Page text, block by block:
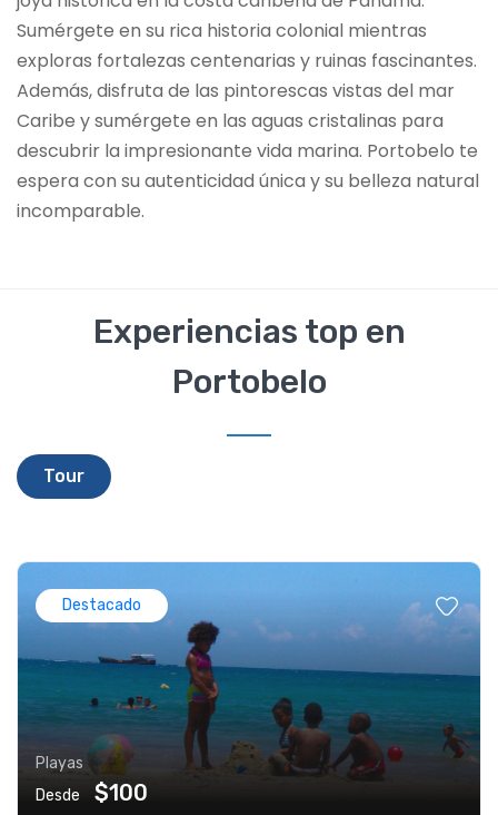
Sumérgete en su rica historia colonial mientras
exploras fortalezas centenarias y ruinas fascinantes.
Además, disfruta de las pintorescas vistas del mar
Caribe y sumérgete en las aguas cristalinas para
descubrir la impresionante vida marina. Portobelo te
espera con su autenticidad única y su belleza natural
incomparable.
Experiencias top en
Portobelo
Tour
Destacado
Playas
Desde
$100